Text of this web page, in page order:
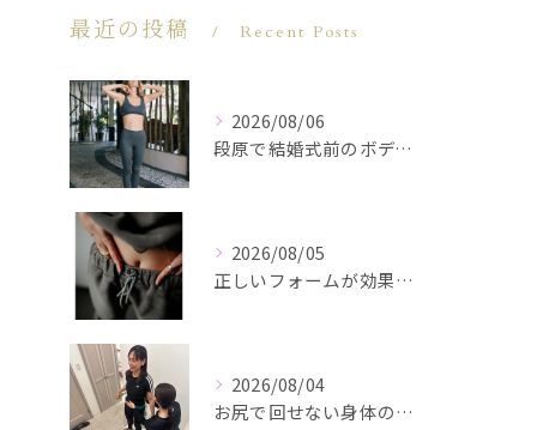
最近の投稿 Recent Posts
2026/08/06
段原で結婚式前のボディメイク 理想のドレス姿を叶える美尻トレーニング
2026/08/05
正しいフォームが効果を左右する理由
2026/08/04
お尻で回せない身体の癖を改善するパーソナル指導